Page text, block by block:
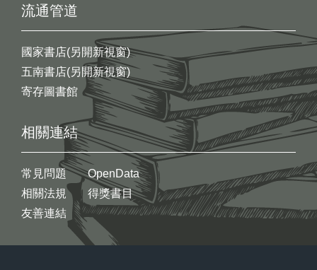
流通管道
國家書店(另開新視窗)
五南書店(另開新視窗)
寄存圖書館
相關連結
常見問題
相關法規
友善連結
OpenData
得獎書目